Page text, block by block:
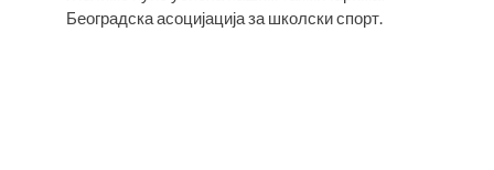
Београдска асоцијација за школски спорт.